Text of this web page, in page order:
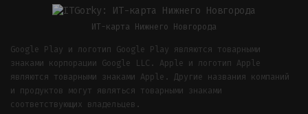
ИТ-карта Нижнего Новгорода
Google Play и логотип Google Play являются товарными
знаками корпорации Google LLC. Apple и логотип Apple
являются товарными знаками Apple. Другие названия компаний
и продуктов могут являться товарными знаками
соответствующих владельцев.